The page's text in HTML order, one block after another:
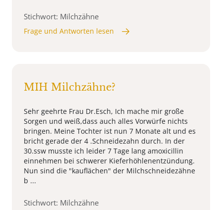
Stichwort: Milchzähne
Frage und Antworten lesen
MIH Milchzähne?
Sehr geehrte Frau Dr.Esch, Ich mache mir große
Sorgen und weiß,dass auch alles Vorwürfe nichts
bringen. Meine Tochter ist nun 7 Monate alt und es
bricht gerade der 4 .Schneidezahn durch. In der
30.ssw musste ich leider 7 Tage lang amoxicillin
einnehmen bei schwerer Kieferhöhlenentzündung.
Nun sind die "kauflächen" der Milchschneidezähne
b ...
Stichwort: Milchzähne